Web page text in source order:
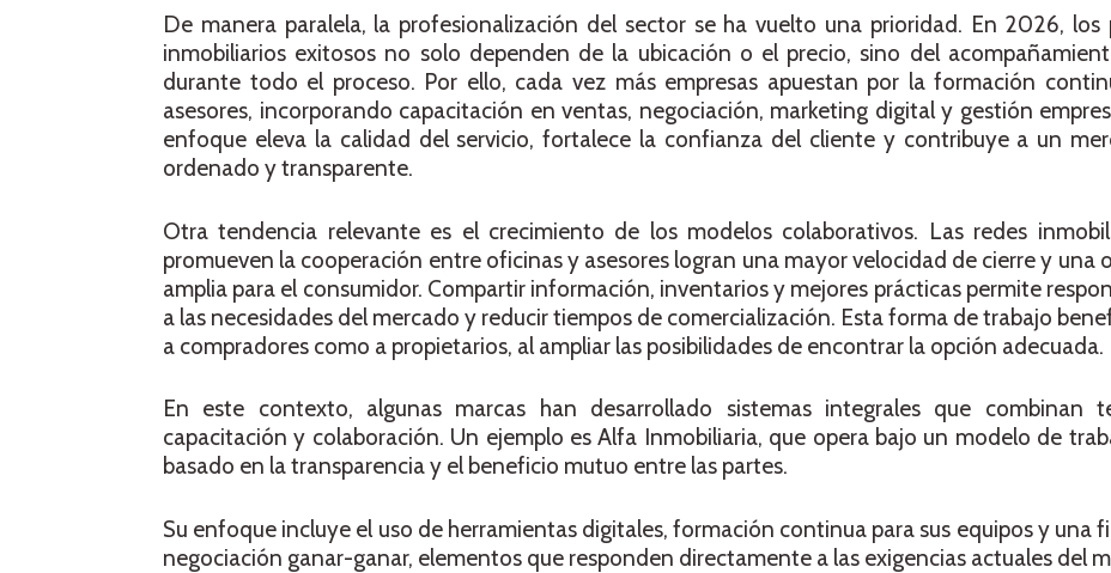
De manera paralela, la profesionalización del sector se ha vuelto una prioridad. En 2026, los
inmobiliarios exitosos no solo dependen de la ubicación o el precio, sino del
durante todo el proceso. Por ello, cada vez más empresas apuestan por la formación
asesores, incorporando capacitación en ventas, negociación, marketing digital y gestión
enfoque eleva la calidad del servicio, fortalece la confianza del cliente y contribuye a un
ordenado y transparente.
Otra tendencia relevante es el crecimiento de los modelos colaborativos. Las redes
promueven la cooperación entre oficinas y asesores logran una mayor velocidad de cierre y una
amplia para el consumidor. Compartir información, inventarios y mejores prácticas permite
a las necesidades del mercado y reducir tiempos de comercialización. Esta forma de trabajo
a compradores como a propietarios, al ampliar las posibilidades de encontrar la opción adecuada.
En este contexto, algunas marcas han desarrollado sistemas integrales que combinan
capacitación y colaboración. Un ejemplo es Alfa Inmobiliaria, que opera bajo un modelo de
basado en la transparencia y el beneficio mutuo entre las partes.
Su enfoque incluye el uso de herramientas digitales, formación continua para sus equipos y una
negociación ganar-ganar, elementos que responden directamente a las exigencias actuales del